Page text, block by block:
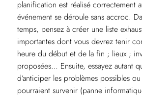
planification est réalisé correctement
événement se déroule sans accroc.
temps, pensez à créer une liste
importantes dont vous devrez tenir
heure du début et de la fin ; lieux ;
proposées… Ensuite, essayez autant
d’anticiper les problèmes possibles
pourraient survenir (panne